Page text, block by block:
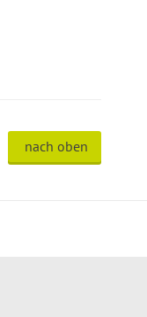
nach oben